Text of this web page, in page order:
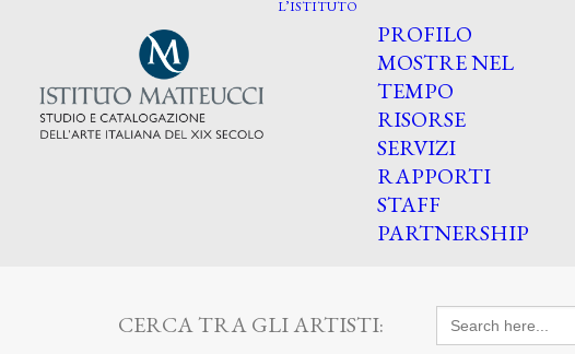
L’ISTITUTO
PROFILO
MOSTRE NEL
TEMPO
RISORSE
SERVIZI
RAPPORTI
STAFF
PARTNERSHIP
CERCA TRA GLI ARTISTI: Search
for: